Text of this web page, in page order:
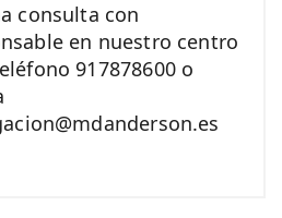
consulta con
en nuestro centro
917878600 o